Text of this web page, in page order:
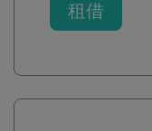
租借